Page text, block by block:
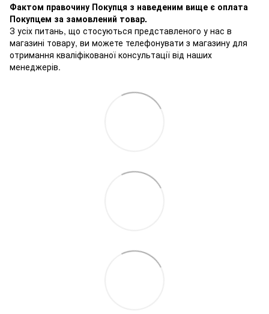
Фактом правочину Покупця з наведеним вище є оплата
Покупцем за замовлений товар.
З усіх питань, що стосуються представленого у нас в
магазині товару, ви можете телефонувати з магазину для
отримання кваліфікованої консультації від наших
менеджерів.